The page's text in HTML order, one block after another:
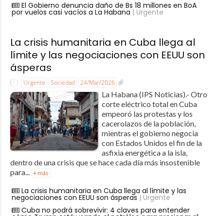
El Gobierno denuncia daño de Bs 18 millones en BoA
por vuelos casi vacíos a La Habana | Urgente
La crisis humanitaria en Cuba llega al
límite y las negociaciones con EEUU son
ásperas
Urgente Sociedad 24/Mar/2026
La Habana (IPS Noticias).- Otro
corte eléctrico total en Cuba
empeoró las protestas y los
cacerolazos de la población,
mientras el gobierno negocia
con Estados Unidos el fin de la
asfixia energética a la isla,
dentro de una crisis que se hace cada día más insostenible
para... + más
La crisis humanitaria en Cuba llega al límite y las
negociaciones con EEUU son ásperas | Urgente
Cuba no podrá sobrevivir: 4 claves para entender